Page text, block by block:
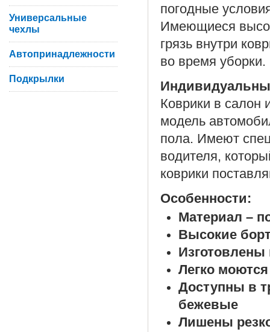
погодные
Имеющиеся
грязь внутри
во время уборки.
Коврики в салон
модель
пола. Имеют
водителя,
коврики
Особенности:
Материал –
Высокие
Изготовлены
Легко моются
Доступны в
бежевые
Лишены
Универсальные
чехлы
Автопринадлежности
Подкрылки